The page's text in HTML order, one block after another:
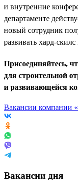
и внутренние
департаменте
новый сотрудник
развивать хард-
Присоединяйтесь,
для строительной
и развивающейся
Вакансии компании
Вакансии дня